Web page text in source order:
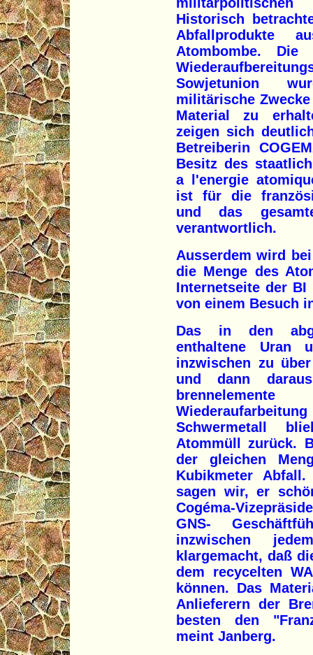
Historisch
Abfallprodukte
Atombombe. Die
Sowjetunion
militärische
Material zu
zeigen sich
Betreiberin
Besitz des
a l'energie
ist für die
und das
verantwortlich.
Ausserdem wird
die Menge des
Internetseite der BI
von einem Besuch
Das in den
enthaltene Uran
inzwischen zu
und dann
Schwermetall
Atommüll zurück.
der gleichen
Kubikmeter
sagen wir, er
Cogéma-
GNS-
inzwischen
klargemacht, daß
dem recycelten
können. Das
Anlieferern der
besten den
meint Janberg.